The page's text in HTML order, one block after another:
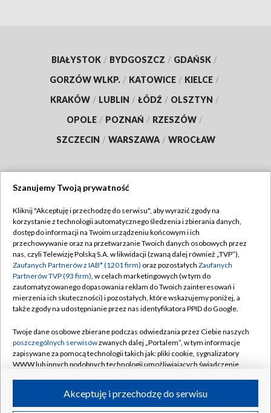
BIAŁYSTOK / BYDGOSZCZ / GDAŃSK /
GORZÓW WLKP. / KATOWICE / KIELCE /
KRAKÓW / LUBLIN / ŁÓDŹ / OLSZTYN /
OPOLE / POZNAŃ / RZESZÓW /
SZCZECIN / WARSZAWA / WROCŁAW
TVP
Abonament TVP
Emisja w TVP
Centrum informacji TVP
Naziemna Telewizja Cyfrowa
Rada Programowa
System NOS
Informacje o nadawcy
Program dla prasy
Regulamin TVP
Polityka prywatności
Moje zgody
Pomoc
Kontakt
Kanały
Szanujemy Twoją prywatność
Kliknij "Akceptuję i przechodzę do serwisu", aby wyrazić zgody na
korzystanie z technologii automatycznego śledzenia i zbierania danych,
dostęp do informacji na Twoim urządzeniu końcowym i ich
przechowywanie oraz na przetwarzanie Twoich danych osobowych przez
nas, czyli Telewizję Polską S.A. w likwidacji (zwaną dalej również „TVP”),
Zaufanych Partnerów z IAB* (1201 firm) oraz pozostałych Zaufanych
Partnerów TVP (93 firm), w celach marketingowych (w tym do
zautomatyzowanego dopasowania reklam do Twoich zainteresowań i
mierzenia ich skuteczności) i pozostałych, które wskazujemy poniżej, a
także zgody na udostępnianie przez nas identyfikatora PPID do Google.
Twoje dane osobowe zbierane podczas odwiedzania przez Ciebie naszych
poszczególnych serwisówzwanych dalej „Portalem”, w tym informacje
zapisywane za pomocą technologii takich jak: pliki cookie, sygnalizatory
WWW lub innych podobnych technologii umożliwiających świadczenie
ruchu w Internecie.Akceptuję i przechodzę do serwisu